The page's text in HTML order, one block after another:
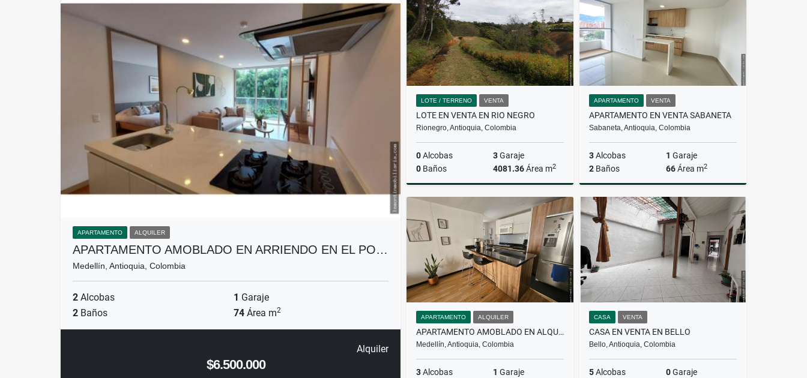
APARTAMENTO ALQUILER
APARTAMENTO AMOBLADO EN ARRIENDO EN EL PO…
Medellín, Antioquia, Colombia
2 Alcobas 1 Garaje
2 Baños 74 Área m2
Alquiler
$6.500.000
LOTE / TERRENO VENTA
LOTE EN VENTA EN RIO NEGRO
Rionegro, Antioquia, Colombia
0Alcobas 3Garaje
0 Baños 4081.36Área m2
Venta
$619.000.000
APARTAMENTO VENTA
APARTAMENTO EN VENTA SABANETA
Sabaneta, Antioquia, Colombia
3Alcobas 1 Garaje
2 Baños 66Área m2
$460.000.000
APARTAMENTO ALQUILER
APARTAMENTO AMOBLADO EN ALQUILER CIUDAD DEL RIO
Medellín, Antioquia, Colombia
3Alcobas 1 Garaje
CASA VENTA
CASA EN VENTA EN BELLO
Bello, Antioquia, Colombia
5Alcobas 0Garaje